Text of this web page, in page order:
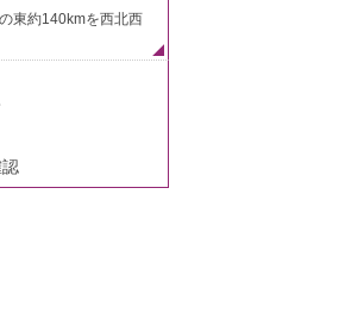
東約140kmを西北西